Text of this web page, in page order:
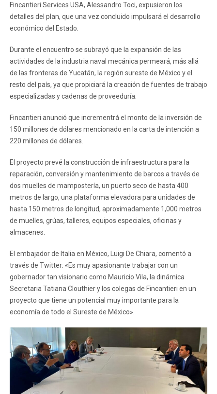
Fincantieri Services USA, Alessandro Toci, expusieron los
detalles del plan, que una vez concluido impulsará el desarrollo
económico del Estado.
Durante el encuentro se subrayó que la expansión de las
actividades de la industria naval mecánica permeará, más allá
de las fronteras de Yucatán, la región sureste de México y el
resto del país, ya que propiciará la creación de fuentes de trabajo
especializadas y cadenas de proveeduría.
Fincantieri anunció que incrementrá el monto de la inversión de
150 millones de dólares mencionado en la carta de intención a
220 millones de dólares.
El proyecto prevé la construcción de infraestructura para la
reparación, conversión y mantenimiento de barcos a través de
dos muelles de mampostería, un puerto seco de hasta 400
metros de largo, una plataforma elevadora para unidades de
hasta 150 metros de longitud, aproximadamente 1,000 metros
de muelles, grúas, talleres, equipos especiales, oficinas y
almacenes.
El embajador de Italia en México, Luigi De Chiara, comentó a
través de Twitter: «Es muy apasionante trabajar con un
gobernador tan visionario como Mauricio Vila, la dinámica
Secretaria Tatiana Clouthier y los colegas de Fincantieri en un
proyecto que tiene un potencial muy importante para la
economía de todo el Sureste de México».